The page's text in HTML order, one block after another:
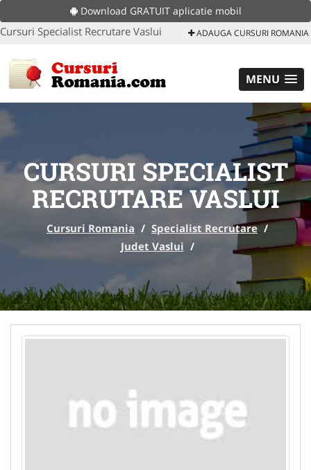
Download GRATUIT aplicatie mobil
Cursuri Specialist Recrutare Vaslui ADAUGA CURSURI ROMANIA
MENU
CURSURI SPECIALIST
RECRUTARE VASLUI
Cursuri Romania / Specialist Recrutare /
Judet Vaslui /